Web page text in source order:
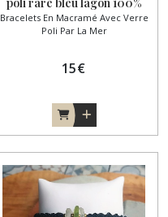
poli rare bleu lagon 100%
made in France
Bracelets En Macramé Avec Verre
Poli Par La Mer
15€